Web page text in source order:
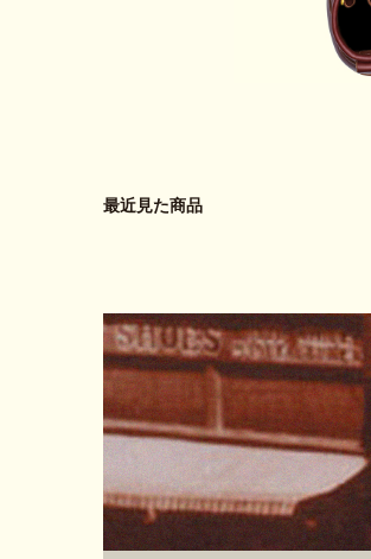
最近見た商品